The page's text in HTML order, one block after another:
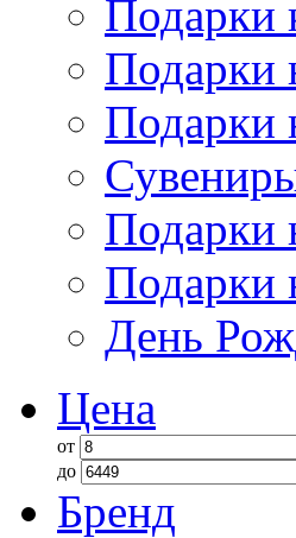
Подарки
Подарки
Подарки
Подарки
Подарки
День
Цена
от
до
Бренд